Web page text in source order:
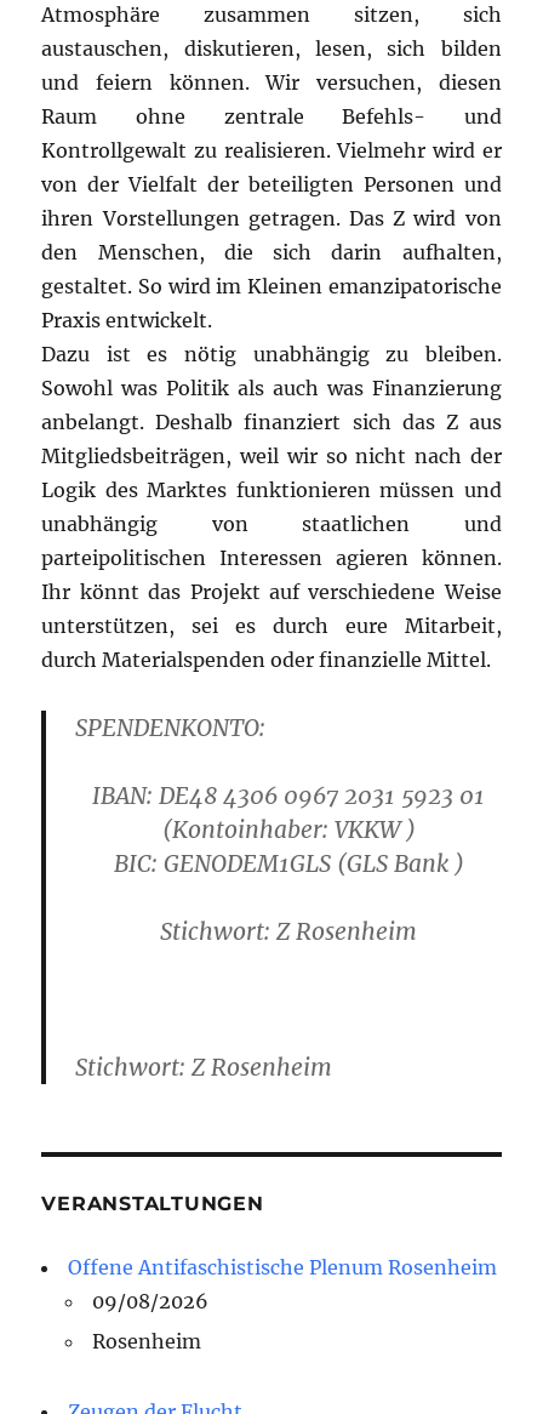
Atmosphäre zusammen sitzen, sich
austauschen, diskutieren, lesen, sich bilden
und feiern können. Wir versuchen, diesen
Raum ohne zentrale Befehls- und
Kontrollgewalt zu realisieren. Vielmehr wird er
von der Vielfalt der beteiligten Personen und
ihren Vorstellungen getragen. Das Z wird von
den Menschen, die sich darin aufhalten,
gestaltet. So wird im Kleinen emanzipatorische
Praxis entwickelt.
Dazu ist es nötig unabhängig zu bleiben.
Sowohl was Politik als auch was Finanzierung
anbelangt. Deshalb finanziert sich das Z aus
Mitgliedsbeiträgen, weil wir so nicht nach der
Logik des Marktes funktionieren müssen und
unabhängig von staatlichen und
parteipolitischen Interessen agieren können.
Ihr könnt das Projekt auf verschiedene Weise
unterstützen, sei es durch eure Mitarbeit,
durch Materialspenden oder finanzielle Mittel.
SPENDENKONTO:
IBAN: DE48 4306 0967 2031 5923 01
(Kontoinhaber: VKKW )
BIC: GENODEM1GLS(GLS Bank )
Stichwort: Z Rosenheim
Stichwort: Z Rosenheim
VERANSTALTUNGEN
Offene Antifaschistische Plenum Rosenheim
09/08/2026
Rosenheim